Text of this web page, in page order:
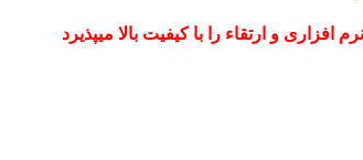
و ارتقاء را با کیفیت بالا میپذیرد